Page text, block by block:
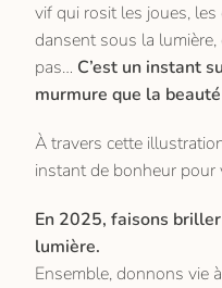
vif qui rosit les joues,
dansent sous la
pas… C’est un instant
murmure que la
À​ travers cette
instant de bonheur pour
En 2025, faisons
lumière.
Ensemble, donnons vie